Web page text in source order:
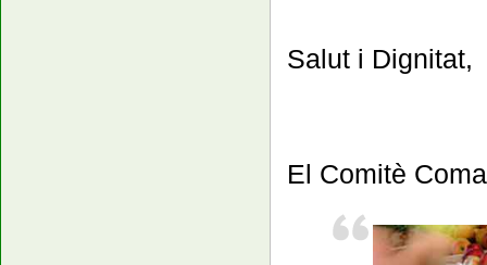
Salut i Dignitat,
El Comitè